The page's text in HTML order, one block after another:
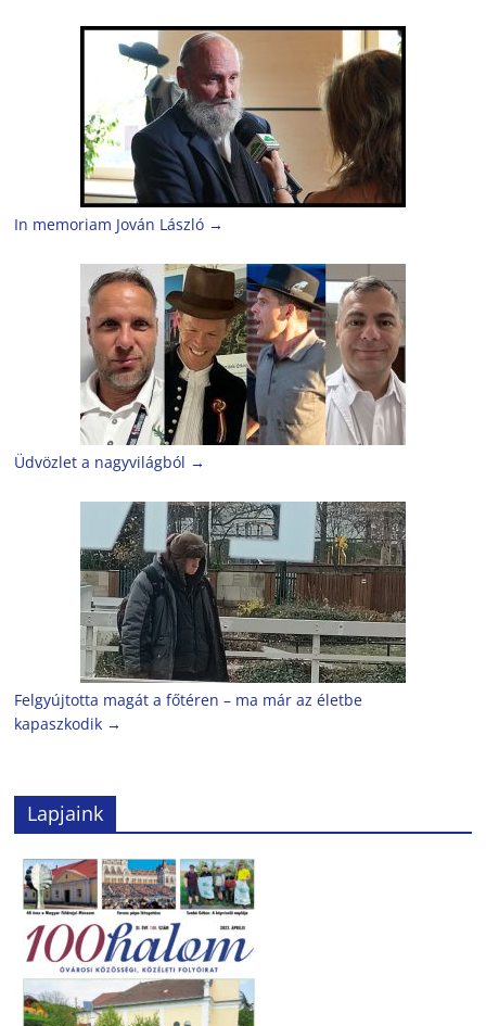
In memoriam Jován László →
Üdvözlet a nagyvilágból →
Felgyújtotta magát a főtéren – ma már az életbe
kapaszkodik →
Lapjaink